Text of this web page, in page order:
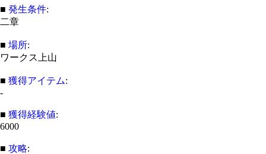
■ 発生条件:
二章
■ 場所:
ワークス上山
■ 獲得アイテム:
-
■ 獲得経験値:
6000
■ 攻略: